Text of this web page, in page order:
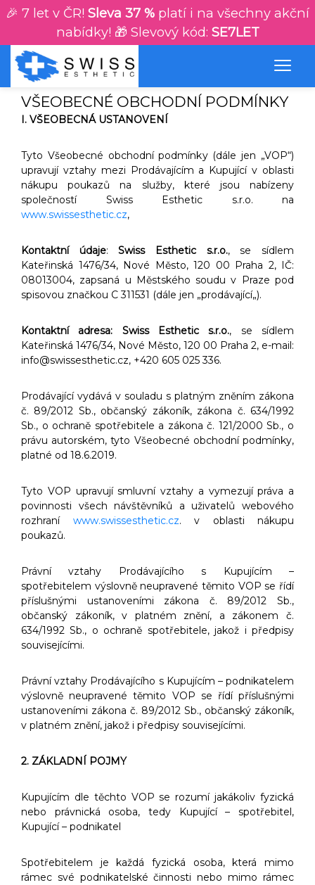
🎉 7 let v ČR! Sleva 37 % platí i na všechny akční
nabídky! 🎁 Slevový kód: SE7LET
VŠEOBECNÉ OBCHODNÍ PODMÍNKY
I. VŠEOBECNÁ USTANOVENÍ
Tyto Všeobecné obchodní podmínky (dále jen „VOP“)
upravují vztahy mezi Prodávajícím a Kupující v oblasti
nákupu poukazů na služby, které jsou nabízeny
společností Swiss Esthetic s.r.o. na
www.swissesthetic.cz,
Kontaktní údaje:Swiss Esthetic s.r.o., se sídlem
Kateřinská 1476/34, Nové Město, 120 00 Praha 2, IČ:
08013004, zapsaná u Městského soudu v Praze pod
spisovou značkou C 311531 (dále jen „prodávající„).
Kontaktní adresa: Swiss Esthetic s.r.o., se sídlem
Kateřinská 1476/34, Nové Město, 120 00 Praha 2, e-mail:
info@swissesthetic.cz, +420 605 025 336.
Prodávající vydává v souladu s platným zněním zákona
č. 89/2012 Sb., občanský zákoník, zákona č. 634/1992
Sb., o ochraně spotřebitele a zákona č. 121/2000 Sb., o
právu autorském, tyto Všeobecné obchodní podmínky,
platné od 18.6.2019.
Tyto VOP upravují smluvní vztahy a vymezují práva a
povinnosti všech návštěvníků a uživatelů webového
rozhraní www.swissesthetic.cz. v oblasti nákupu
poukazů.
Právní vztahy Prodávajícího s Kupujícím –
spotřebitelem výslovně neupravené těmito VOP se řídí
příslušnými ustanoveními zákona č. 89/2012 Sb.,
občanský zákoník, v platném znění, a zákonem č.
634/1992 Sb., o ochraně spotřebitele, jakož i předpisy
souvisejícími.
Právní vztahy Prodávajícího s Kupujícím – podnikatelem
výslovně neupravené těmito VOP se řídí příslušnými
ustanoveními zákona č. 89/2012 Sb., občanský zákoník,
v platném znění, jakož i předpisy souvisejícími.
2. ZÁKLADNÍ POJMY
Kupujícím dle těchto VOP se rozumí jakákoliv fyzická
nebo právnická osoba, tedy Kupující – spotřebitel,
Kupující – podnikatel
Spotřebitelem je každá fyzická osoba, která mimo
rámec své podnikatelské činnosti nebo mimo rámec